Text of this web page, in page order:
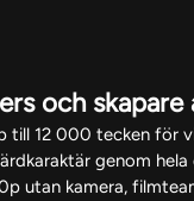
och skapare
till 12 000 tecken för
genom hela
utan kamera,